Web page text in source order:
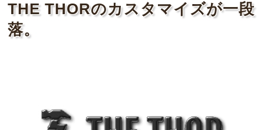
THE THORのカスタマイズが一段
落。